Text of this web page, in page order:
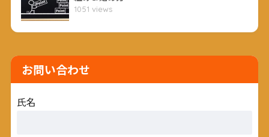
1051 views
お問い合わせ
氏名